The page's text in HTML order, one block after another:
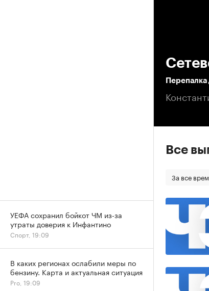
Перепалка
Все
За все
УЕФА сохранил бойкот ЧМ из-за
утраты доверия к Инфантино
Спорт, 19:09
В каких регионах ослабили меры по
бензину. Карта и актуальная ситуация
Pro, 19:09